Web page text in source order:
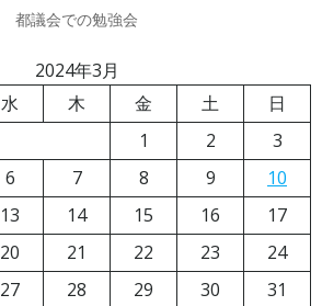
都議会での勉強会
2024年3月
水 木 金 土
日
1
2
3
6 7 8 9
10
13 14 15 16
17
20 21 22 23
24
27 28 29 30
31